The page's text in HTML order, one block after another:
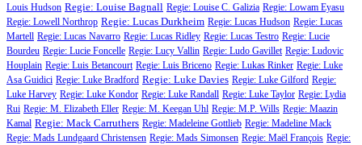
Louis Hudson Regie: Louise Bagnall Regie: Louise C. Galizia Regie: Lowam Eyasu
Regie: Lowell Northrop Regie: Lucas Durkheim Regie: Lucas Hudson Regie: Lucas
Martell Regie: Lucas Navarro Regie: Lucas Ridley Regie: Lucas Testro Regie: Lucie
Bourdeu Regie: Lucie Foncelle Regie: Lucy Vallin Regie: Ludo Gavillet Regie: Ludovic
Houplain Regie: Luis Betancourt Regie: Luis Briceno Regie: Lukas Rinker Regie: Luke
Asa Guidici Regie: Luke Bradford Regie: Luke Davies Regie: Luke Gilford Regie:
Luke Harvey Regie: Luke Kondor Regie: Luke Randall Regie: Luke Taylor Regie: Lydia
Rui Regie: M. Elizabeth Eller Regie: M. Keegan Uhl Regie: M.P. Wills Regie: Maazin
Kamal Regie: Mack Carruthers Regie: Madeleine Gottlieb Regie: Madeline Mack
Regie: Mads Lundgaard Christensen Regie: Mads Simonsen Regie: Maël François Regie: